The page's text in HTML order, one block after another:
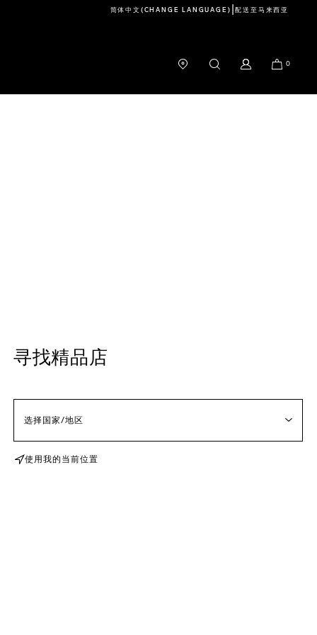
简体中文 (CHANGE LANGUAGE) |配送至 马来西亚
0
寻找精品店
使用我的当前位置